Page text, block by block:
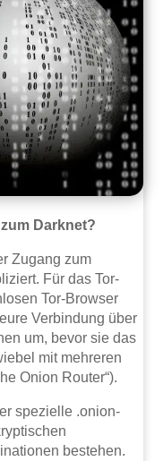
zum Darknet?
Zugang zum
Für das Tor-
Tor-Browser
Verbindung über
um, bevor sie das
mit mehreren
Onion Router“).
spezielle .onion-
bestehen.